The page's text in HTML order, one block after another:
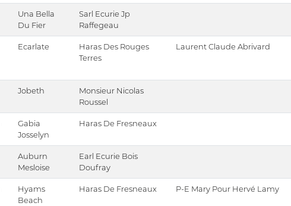
Una Bella
Du Fier
Sarl Ecurie Jp
Raffegeau
Ecarlate
Haras Des Rouges
Terres
Laurent Claude Abrivard
Jobeth
Monsieur Nicolas
Roussel
Gabia
Josselyn
Haras De Fresneaux
Auburn
Mesloise
Earl Ecurie Bois
Doufray
Hyams
Beach
Haras De Fresneaux P-E Mary Pour Hervé Lamy